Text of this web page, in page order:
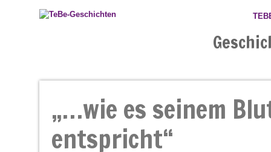
„…wie es seinem
entspricht“